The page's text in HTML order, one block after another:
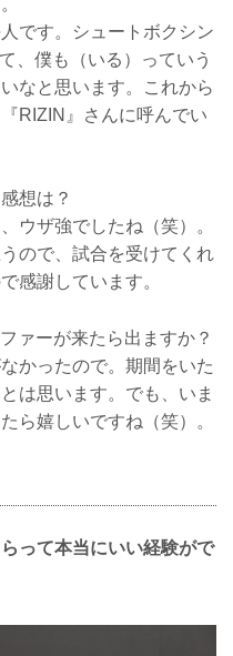
です。シュートボクシン
、僕も（いる）っていう
なと思います。これから
RIZIN』さんに呼んでい
想は？
ウザ強でしたね（笑）。
ので、試合を受けてくれ
感謝しています。
ァーが来たら出ますか？
かったので。期間をいた
は思います。でも、いま
ら嬉しいですね（笑）。
って本当にいい経験がで